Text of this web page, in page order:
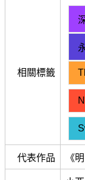
相關標籤
代表作品 《